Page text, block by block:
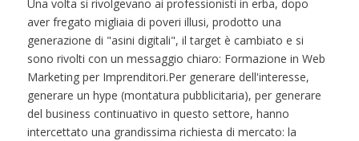
Una volta si rivolgevano ai professionisti in erba, dopo
aver fregato migliaia di poveri illusi, prodotto una
generazione di "asini digitali", il target è cambiato e si
sono rivolti con un messaggio chiaro: Formazione in Web
Marketing per Imprenditori.Per generare dell'interesse,
generare un hype (montatura pubblicitaria), per generare
del business continuativo in questo settore, hanno
intercettato una grandissima richiesta di mercato: la